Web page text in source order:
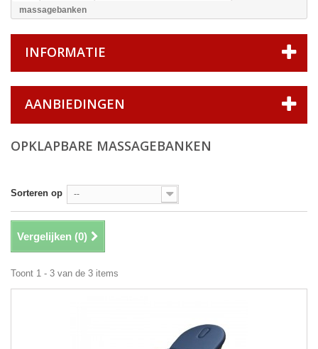
massagebanken
INFORMATIE
AANBIEDINGEN
OPKLAPBARE MASSAGEBANKEN
Sorteren op --
Vergelijken (0)
Toont 1 - 3 van de 3 items